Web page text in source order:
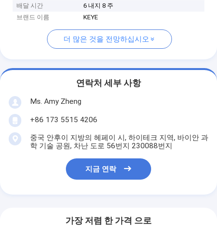
배달 시간
6 내지 8 주
브랜드 이름
KEYE
더 많은 것을 전망하십시오
연락처 세부 사항
Ms. Amy Zheng
+86 173 5515 4206
중국 안후이 지방의 헤페이 시, 하이테크 지역, 바이안 과
학 기술 공원, 차난 도로 56번지 230088번지
지금 연락
가장 저렴 한 가격 으로